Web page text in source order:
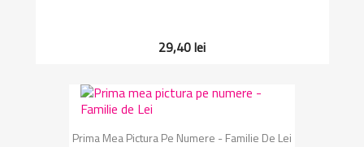
29,40 lei
Prima Mea Pictura Pe Numere - Familie De Lei